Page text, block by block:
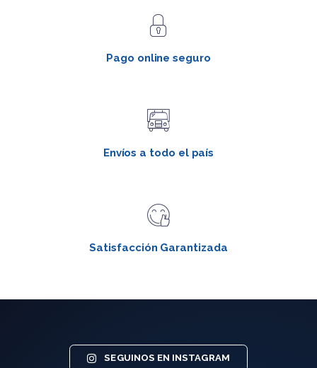
Pago online seguro
Envíos a todo el país
Satisfacción Garantizada
SEGUINOS EN INSTAGRAM